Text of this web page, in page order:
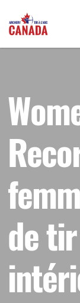
de